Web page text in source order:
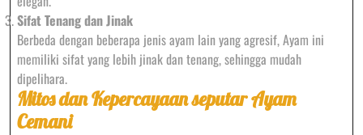
Sifat Tenang dan Jinak
Berbeda dengan beberapa jenis ayam lain yang agresif, Ayam ini
memiliki sifat yang lebih jinak dan tenang, sehingga mudah
dipelihara.
Mitos dan Kepercayaan seputar Ayam
Cemani